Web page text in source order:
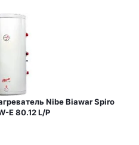
Nibe Biawar Spiro
E 80.12 L/P